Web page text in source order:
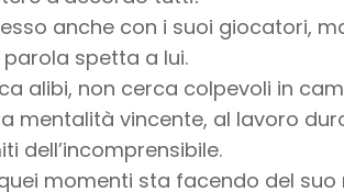
anche con i suoi giocatori,
spetta a lui.
alibi, non cerca colpevoli in
mentalità vincente, al lavoro
dell’incomprensibile.
momenti sta facendo del suo